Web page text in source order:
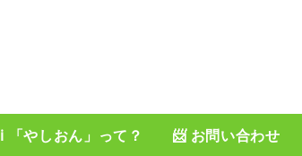
ℹ️ 「やしおん」って？ 📨 お問い合わせ